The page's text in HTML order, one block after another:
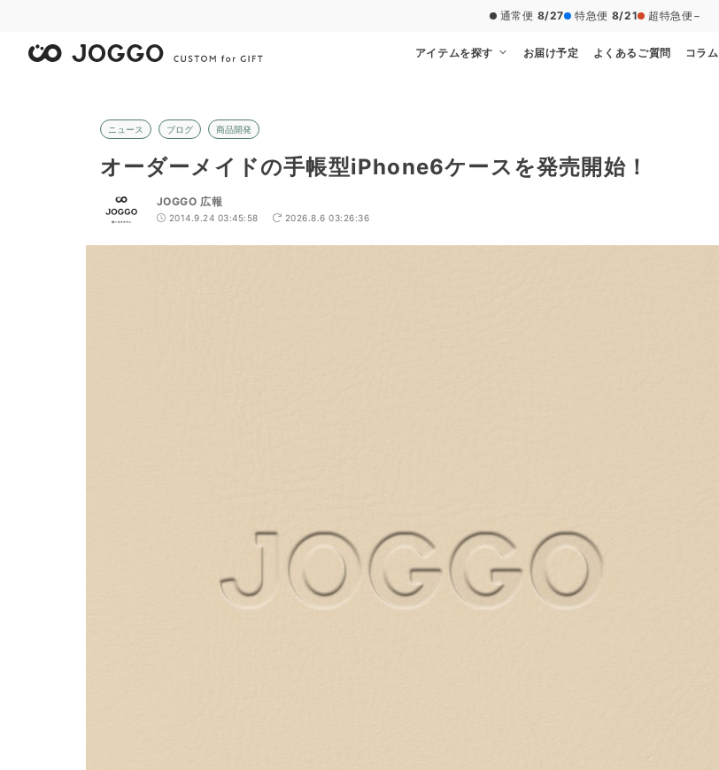
通常便 8/27 特急便 8/21 超特急便 −
アイテムを探す お届け予定 よくあるご質問 コラム
ニュース ブログ 商品開発
オーダーメイドの手帳型iPhone6ケースを発売開始！
JOGGO 広報
2014.9.24 03:45:58 2026.8.6 03:26:36